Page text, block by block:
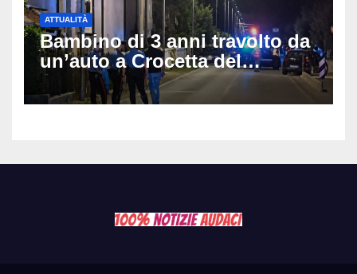
ATTUALITÀ
Bambino di 3 anni travolto da
un’auto a Crocetta del
Montello: è gravissimo,
trasportato in elicottero a